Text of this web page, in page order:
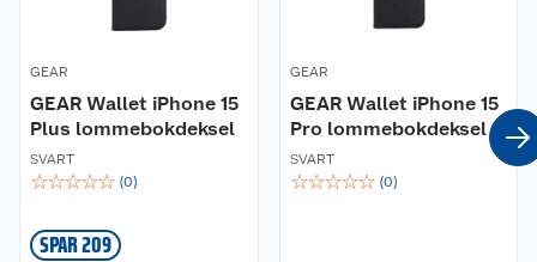
GEAR
GEAR Wallet iPhone 15
Plus lommebokdeksel
SVART
☆☆☆☆☆ (0)
SPAR 209
GEAR
GEAR Wallet iPhone 15
Pro lommebokdeksel
SVART
☆☆☆☆☆ (0)
Våre merkevarer
Coop kjeder
Ofte stilte spørsmål
Betalingsalternativer